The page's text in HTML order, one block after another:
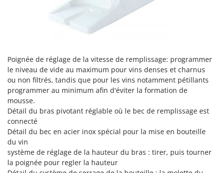
Perches Élagueuses
Pétrins à Spirale
Plateaux de coupe pour tracteur
Plumeuses
Pompes d'irrigation à tracteur
Pompes de transfert
Pompes immergées électriques
Postes à souder
Poussoirs à saucisse
Francini
Garofalo
GeoTech
GeoTech Pro
Gierre
Ginko - MGM
Gipeco
Girmi
GRAEF
Poignée de réglage de la vitesse de remplissage: programmer
le niveau de vide au maximum pour vins denses et charnus
ou non filtrés, tandis que pour les vins notamment pétillants
programmer au minimum afin d'éviter la formation de
mousse.
Détail du bras pivotant réglable où le bec de remplissage est
connecté
Détail du bec en acier inox spécial pour la mise en bouteille
du vin
système de réglage de la hauteur du bras : tirer, puis tourner
la poignée pour regler la hauteur